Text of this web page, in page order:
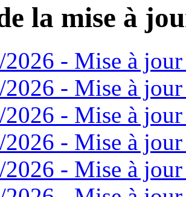
la mise à
2026 - Mise à
- Mise à
- Mise à
- Mise à
- Mise à